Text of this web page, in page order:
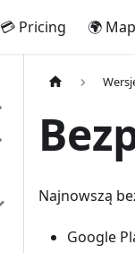
💳 Pricing 🌍 Map
Najnowszą
Google